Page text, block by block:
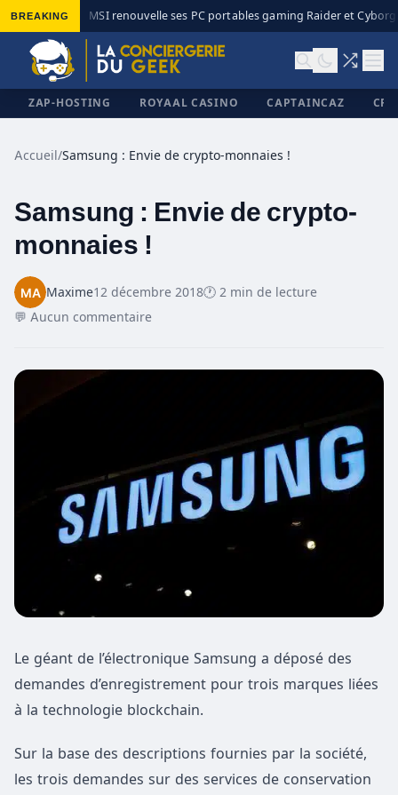
BREAKING MSI renouvelle ses PC portables gaming Raider et Cyborg
ZAP-HOSTING ROYAAL CASINO CAPTAINCAZ
✕
Accueil/Samsung : Envie de crypto-monnaies !
Samsung : Envie de crypto-
monnaies !
Maxime12 décembre 2018🕐 2 min de lecture
💬 Aucun commentaire
Le géant de l’électronique Samsung a déposé des
demandes d’enregistrement pour trois marques liées
à la technologie blockchain.
Sur la base des descriptions fournies par la société,
les trois demandes sur des services de conservation